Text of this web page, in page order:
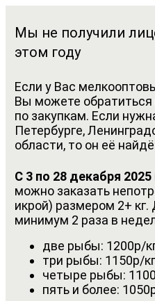
Мы не получили
этом году
Если у Вас
Вы можете
по закупкам. Если
Петербурге,
области, то он её
С 3 по 28 декабря 2025
можно заказать
икрой) размером 2+
минимум 2 раза в
две рыбы: 1200р/
три рыбы: 1150р/
четыре рыбы:
пять и более: